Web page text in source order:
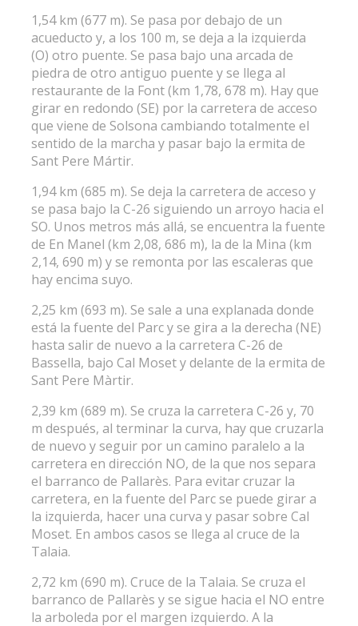
1,54 km (677 m). Se pasa por debajo de un
acueducto y, a los 100 m, se deja a la izquierda
(O) otro puente. Se pasa bajo una arcada de
piedra de otro antiguo puente y se llega al
restaurante de la Font (km 1,78, 678 m). Hay que
girar en redondo (SE) por la carretera de acceso
que viene de Solsona cambiando totalmente el
sentido de la marcha y pasar bajo la ermita de
Sant Pere Mártir.
1,94 km (685 m). Se deja la carretera de acceso y
se pasa bajo la C-26 siguiendo un arroyo hacia el
SO. Unos metros más allá, se encuentra la fuente
de En Manel (km 2,08, 686 m), la de la Mina (km
2,14, 690 m) y se remonta por las escaleras que
hay encima suyo.
2,25 km (693 m). Se sale a una explanada donde
está la fuente del Parc y se gira a la derecha (NE)
hasta salir de nuevo a la carretera C-26 de
Bassella, bajo Cal Moset y delante de la ermita de
Sant Pere Màrtir.
2,39 km (689 m). Se cruza la carretera C-26 y, 70
m después, al terminar la curva, hay que cruzarla
de nuevo y seguir por un camino paralelo a la
carretera en dirección NO, de la que nos separa
el barranco de Pallarès. Para evitar cruzar la
carretera, en la fuente del Parc se puede girar a
la izquierda, hacer una curva y pasar sobre Cal
Moset. En ambos casos se llega al cruce de la
Talaia.
2,72 km (690 m). Cruce de la Talaia. Se cruza el
barranco de Pallarès y se sigue hacia el NO entre
la arboleda por el margen izquierdo. A la